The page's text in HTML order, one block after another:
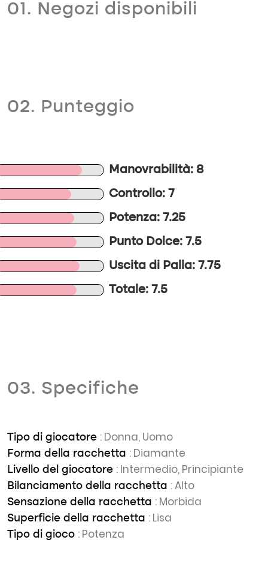
01. Negozi disponibili
02. Punteggio
Manovrabilità: 8
Controllo: 7
Potenza: 7.25
Punto Dolce: 7.5
Uscita di Palla: 7.75
Totale: 7.5
03. Specifiche
Tipo di giocatore : Donna, Uomo
Forma della racchetta : Diamante
Livello del giocatore : Intermedio, Principiante
Bilanciamento della racchetta : Alto
Sensazione della racchetta : Morbida
Superficie della racchetta : Lisa
Tipo di gioco : Potenza